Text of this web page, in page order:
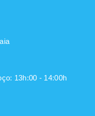
13h:00 - 14:00h